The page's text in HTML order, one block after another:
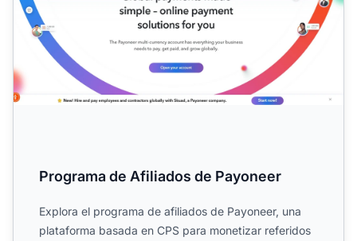
Programa de Afiliados de Payoneer
Explora el programa de afiliados de Payoneer, una
plataforma basada en CPS para monetizar referidos